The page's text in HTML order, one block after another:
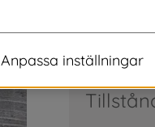
Anpassa inställningar